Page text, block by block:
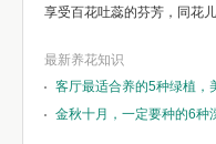
享受百花吐蕊的芬芳，同花
最新养花知识
客厅最适合养的5种绿植，
金秋十月，一定要种的6种